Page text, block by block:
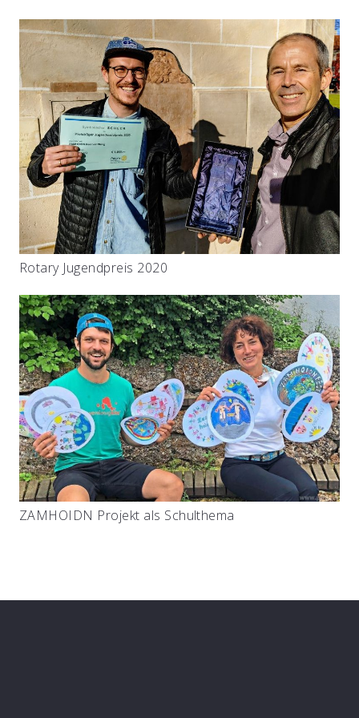
Rotary Jugendpreis 2020
ZAMHOIDN Projekt als Schulthema